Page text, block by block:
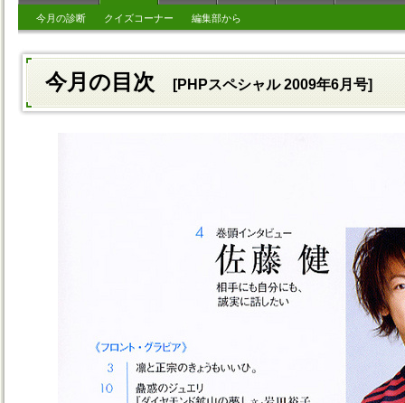
今月の診断 クイズコーナー 編集部から
今月の目次 [PHPスペシャル 2009年6月号]